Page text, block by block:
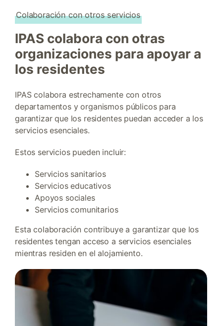
Colaboración con otros servicios
IPAS colabora con otras
organizaciones para apoyar a
los residentes
IPAS colabora estrechamente con otros
departamentos y organismos públicos para
garantizar que los residentes puedan acceder a los
servicios esenciales.
Estos servicios pueden incluir:
Servicios sanitarios
Servicios educativos
Apoyos sociales
Servicios comunitarios
Esta colaboración contribuye a garantizar que los
residentes tengan acceso a servicios esenciales
mientras residen en el alojamiento.